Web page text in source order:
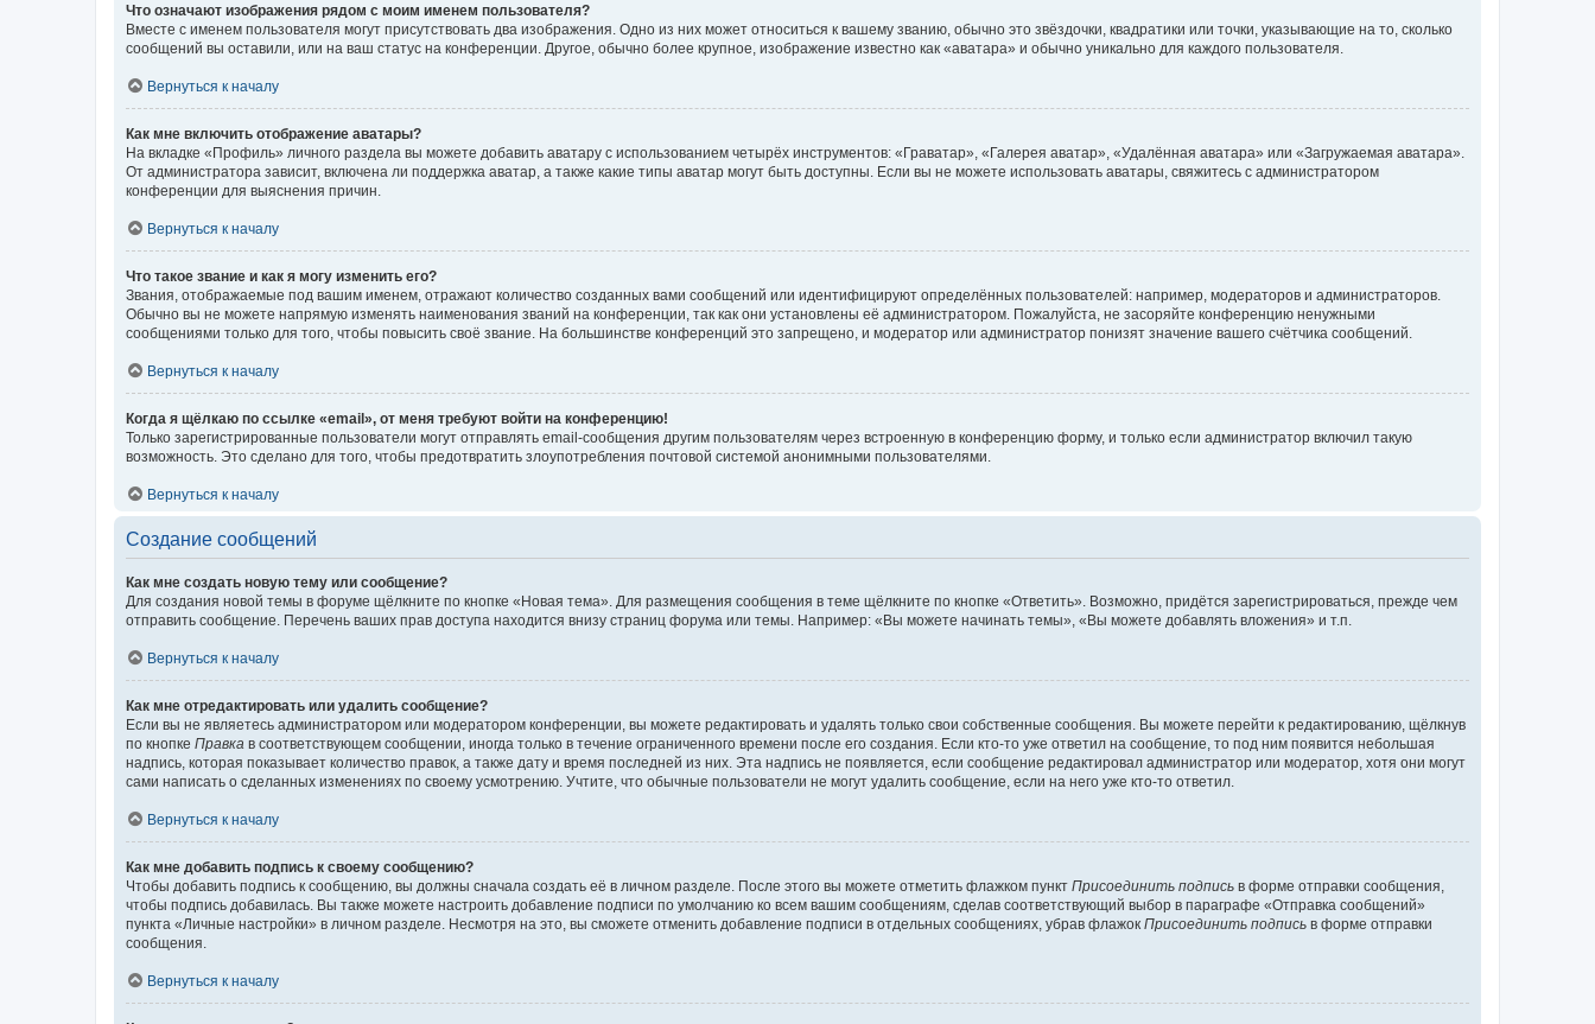
Что означают изображения рядом с моим именем пользователя?
Вместе с именем пользователя могут присутствовать два изображения. Одно из них может относиться к вашему званию, обычно это звёздочки, квадратики или точки, указывающие на то, сколько
сообщений вы оставили, или на ваш статус на конференции. Другое, обычно более крупное, изображение известно как «аватара» и обычно уникально для каждого пользователя.
Вернуться к началу
Как мне включить отображение аватары?
На вкладке «Профиль» личного раздела вы можете добавить аватару с использованием четырёх инструментов: «Граватар», «Галерея аватар», «Удалённая аватара» или «Загружаемая аватара».
От администратора зависит, включена ли поддержка аватар, а также какие типы аватар могут быть доступны. Если вы не можете использовать аватары, свяжитесь с администратором
конференции для выяснения причин.
Вернуться к началу
Что такое звание и как я могу изменить его?
Звания, отображаемые под вашим именем, отражают количество созданных вами сообщений или идентифицируют определённых пользователей: например, модераторов и администраторов.
Обычно вы не можете напрямую изменять наименования званий на конференции, так как они установлены её администратором. Пожалуйста, не засоряйте конференцию ненужными
сообщениями только для того, чтобы повысить своё звание. На большинстве конференций это запрещено, и модератор или администратор понизят значение вашего счётчика сообщений.
Вернуться к началу
Когда я щёлкаю по ссылке «email», от меня требуют войти на конференцию!
Только зарегистрированные пользователи могут отправлять email-сообщения другим пользователям через встроенную в конференцию форму, и только если администратор включил такую
возможность. Это сделано для того, чтобы предотвратить злоупотребления почтовой системой анонимными пользователями.
Вернуться к началу
Создание сообщений
Как мне создать новую тему или сообщение?
Для создания новой темы в форуме щёлкните по кнопке «Новая тема». Для размещения сообщения в теме щёлкните по кнопке «Ответить». Возможно, придётся зарегистрироваться, прежде чем
отправить сообщение. Перечень ваших прав доступа находится внизу страниц форума или темы. Например: «Вы можете начинать темы», «Вы можете добавлять вложения» и т.п.
Вернуться к началу
Как мне отредактировать или удалить сообщение?
Если вы не являетесь администратором или модератором конференции, вы можете редактировать и удалять только свои собственные сообщения. Вы можете перейти к редактированию, щёлкнув
по кнопке Правка в соответствующем сообщении, иногда только в течение ограниченного времени после его создания. Если кто-то уже ответил на сообщение, то под ним появится небольшая
надпись, которая показывает количество правок, а также дату и время последней из них. Эта надпись не появляется, если сообщение редактировал администратор или модератор, хотя они могут
сами написать о сделанных изменениях по своему усмотрению. Учтите, что обычные пользователи не могут удалить сообщение, если на него уже кто-то ответил.
Вернуться к началу
Как мне добавить подпись к своему сообщению?
Чтобы добавить подпись к сообщению, вы должны сначала создать её в личном разделе. После этого вы можете отметить флажком пункт Присоединить подпись в форме отправки сообщения,
чтобы подпись добавилась. Вы также можете настроить добавление подписи по умолчанию ко всем вашим сообщениям, сделав соответствующий выбор в параграфе «Отправка сообщений»
пункта «Личные настройки» в личном разделе. Несмотря на это, вы сможете отменить добавление подписи в отдельных сообщениях, убрав флажок Присоединить подпись в форме отправки
сообщения.
Вернуться к началу